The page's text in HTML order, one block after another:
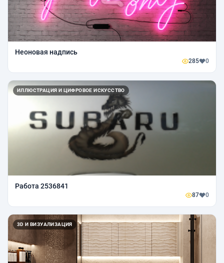
Неоновая надпись
285 0
ИЛЛЮСТРАЦИЯ И ЦИФРОВОЕ ИСКУССТВО
Работа 2536841
87 0
3D И ВИЗУАЛИЗАЦИЯ